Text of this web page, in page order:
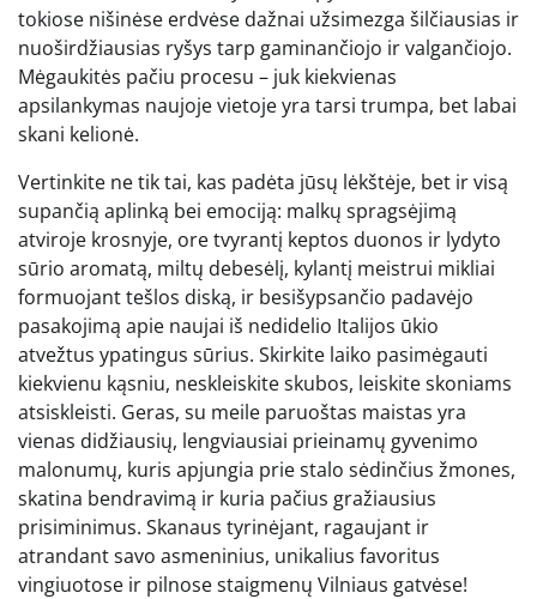
tokiose nišinėse erdvėse dažnai užsimezga šilčiausias ir
nuoširdžiausias ryšys tarp gaminančiojo ir valgančiojo.
Mėgaukitės pačiu procesu – juk kiekvienas
apsilankymas naujoje vietoje yra tarsi trumpa, bet labai
skani kelionė.
Vertinkite ne tik tai, kas padėta jūsų lėkštėje, bet ir visą
supančią aplinką bei emociją: malkų spragsėjimą
atviroje krosnyje, ore tvyrantį keptos duonos ir lydyto
sūrio aromatą, miltų debesėlį, kylantį meistrui mikliai
formuojant tešlos diską, ir besišypsančio padavėjo
pasakojimą apie naujai iš nedidelio Italijos ūkio
atvežtus ypatingus sūrius. Skirkite laiko pasimėgauti
kiekvienu kąsniu, neskleiskite skubos, leiskite skoniams
atsiskleisti. Geras, su meile paruoštas maistas yra
vienas didžiausių, lengviausiai prieinamų gyvenimo
malonumų, kuris apjungia prie stalo sėdinčius žmones,
skatina bendravimą ir kuria pačius gražiausius
prisiminimus. Skanaus tyrinėjant, ragaujant ir
atrandant savo asmeninius, unikalius favoritus
vingiuotose ir pilnose staigmenų Vilniaus gatvėse!